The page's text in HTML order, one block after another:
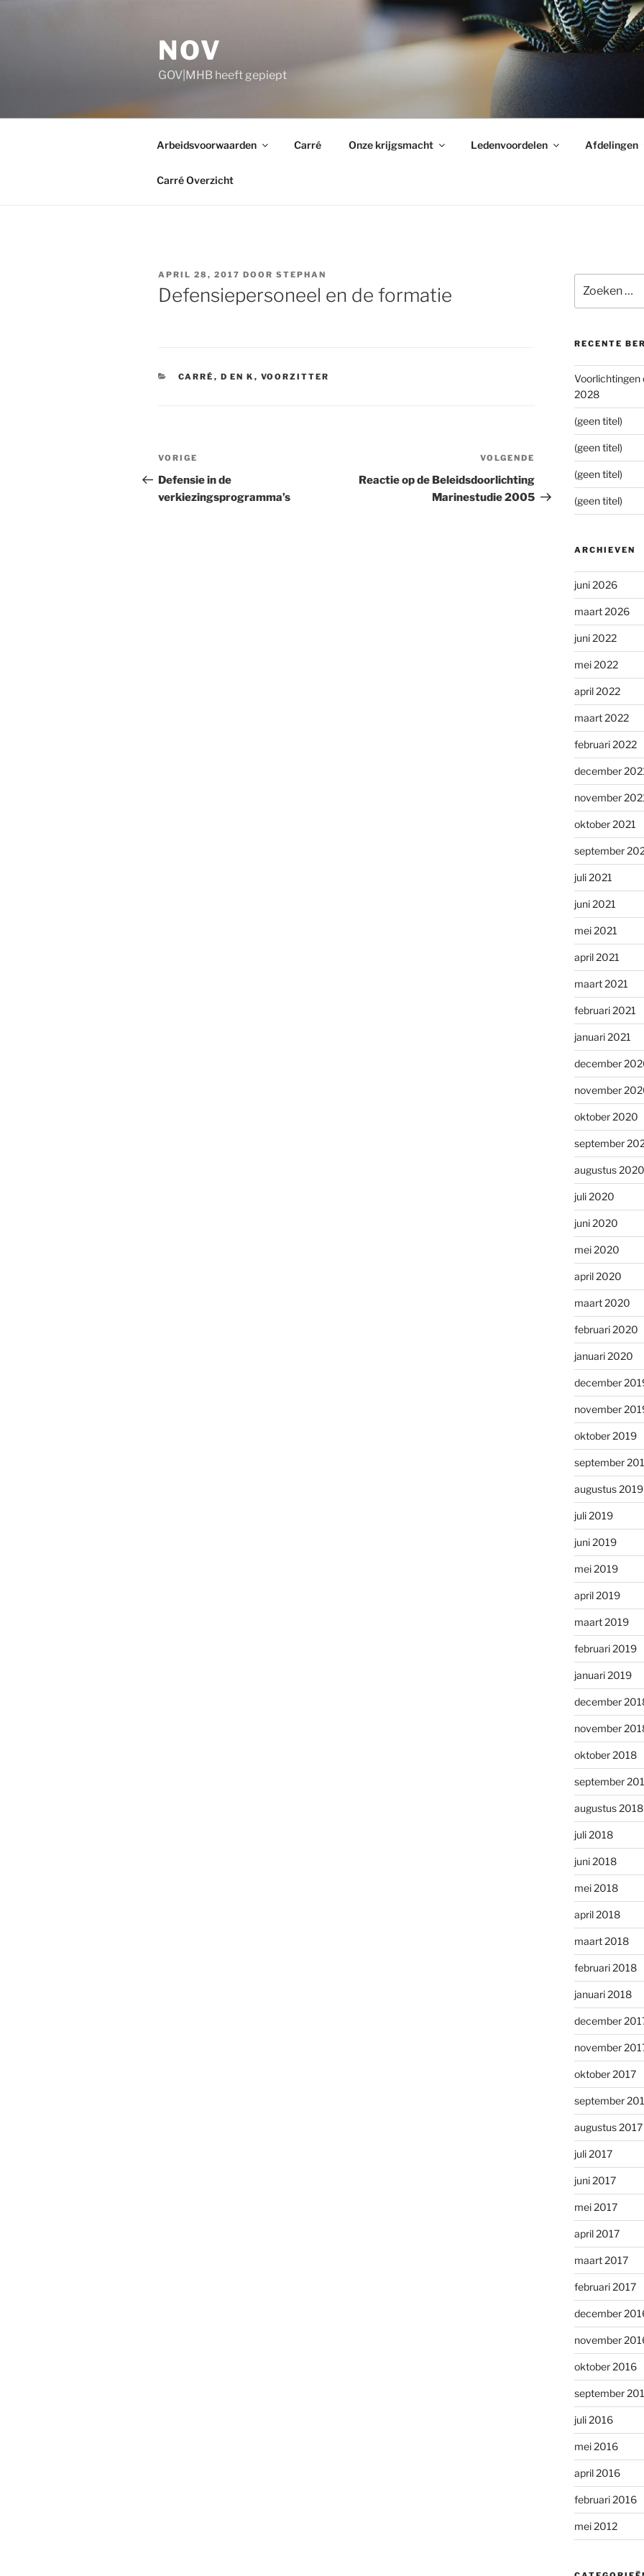
NOV
GOV|MHB heeft gepiept
Arbeidsvoorwaarden Carré Onze krijgsmacht Ledenvoordelen Afdelingen
Carré Overzicht
GEPLAATST
OP
APRIL 28, 2017 DOOR STEPHAN
Defensiepersoneel en de formatie
CATEGORIEËN
CARRÉ , D EN K , VOORZITTER
Bericht
navigatie
Vorig
bericht
VORIGE
Defensie in de
verkiezingsprogramma’s
Volgend
bericht
VOLGENDE
Reactie op de Beleidsdoorlichting
Marinestudie 2005
naar:
RECENTE
Voorlichtingen
2028
(geen titel)
(geen titel)
(geen titel)
(geen titel)
ARCHIEVEN
juni 2026
maart 2026
juni 2022
mei 2022
april 2022
maart 2022
februari 2022
december
november
oktober 2021
september
juli 2021
juni 2021
mei 2021
april 2021
maart 2021
februari 2021
januari 2021
december
november
oktober 2020
september
augustus 2020
juli 2020
juni 2020
mei 2020
april 2020
maart 2020
februari 2020
januari 2020
december
november
oktober 2019
september
augustus 2019
juli 2019
juni 2019
mei 2019
april 2019
maart 2019
februari 2019
januari 2019
december
november
oktober 2018
september
augustus 2018
juli 2018
juni 2018
mei 2018
april 2018
maart 2018
februari 2018
januari 2018
december
november
oktober 2017
september
augustus 2017
juli 2017
juni 2017
mei 2017
april 2017
maart 2017
februari 2017
december
november
oktober 2016
september
juli 2016
mei 2016
april 2016
februari 2016
mei 2012